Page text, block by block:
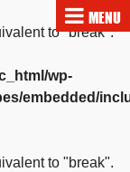
to "break".
wp-
embedded/
to "break".
MENU